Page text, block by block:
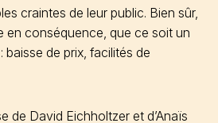
craintes de leur public. Bien sûr,
en conséquence, que ce soit un
de prix, facilités de
de David Eichholtzer et d’Anaïs